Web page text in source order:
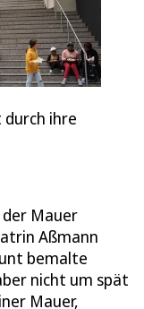
durch ihre
der Mauer
Aßmann
bemalte
nicht um spät
Mauer,